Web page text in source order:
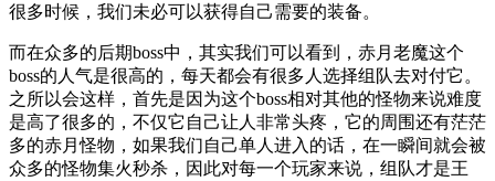
很多时候，我们未必可以获得自己需要的装备。
而在众多的后期boss中，其实我们可以看到，赤月老魔这个
boss的人气是很高的，每天都会有很多人选择组队去对付它。
之所以会这样，首先是因为这个boss相对其他的怪物来说难度
是高了很多的，不仅它自己让人非常头疼，它的周围还有茫茫
多的赤月怪物，如果我们自己单人进入的话，在一瞬间就会被
众多的怪物集火秒杀，因此对每一个玩家来说，组队才是王